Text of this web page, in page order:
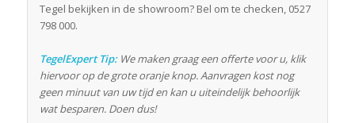
Tegel bekijken in de showroom? Bel om te checken, 0527
798 000.
TegelExpert Tip:We maken graag een offerte voor u, klik
hiervoor op de grote oranje knop. Aanvragen kost nog
geen minuut van uw tijd en kan u uiteindelijk behoorlijk
wat besparen. Doen dus!